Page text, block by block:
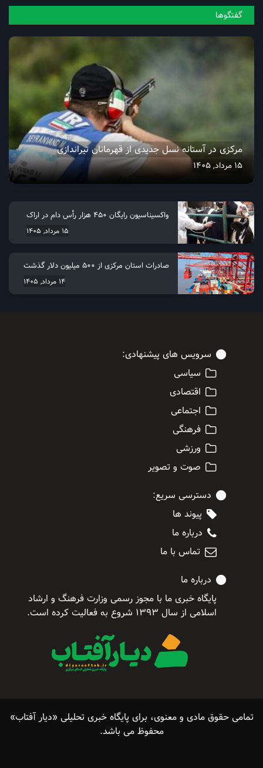
گفتگو‌ها
مرکزی در آستانه نسل جدیدی از قهرمانان تیراندازی
15 مرداد, 1405
واکسیناسیون رایگان ۴۵۰ هزار رأس دام در اراک
15 مرداد, 1405
صادرات استان مرکزی از 500 میلیون دلار گذشت
14 مرداد, 1405
سرویس های پیشنهادی:
سیاسی
اقتصادی
اجتماعی
فرهنگی
ورزشی
صوت و تصویر
دسترسی سریع:
پیوند ها
درباره ما
تماس با ما
درباره ما
پایگاه خبری ما با مجوز رسمی وزارت فرهنگ و ارشاد
اسلامی از سال ۱۳۹۳ شروع به فعالیت کرده است.
تمامی حقوق مادی و معنوی، برای پایگاه خبری تحلیلی «دیار آفتاب»
محفوظ می باشد.